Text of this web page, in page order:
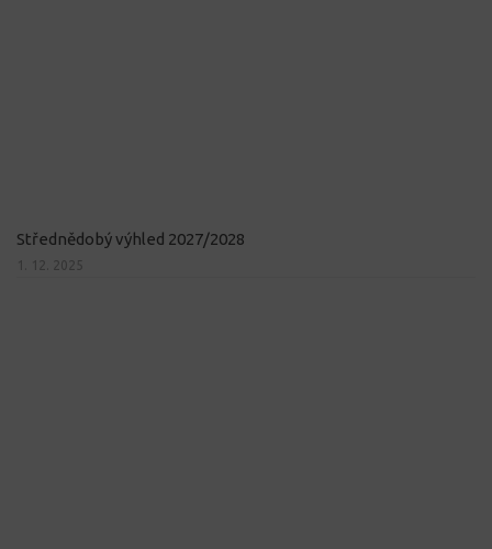
Střednědobý výhled 2027/2028
1. 12. 2025